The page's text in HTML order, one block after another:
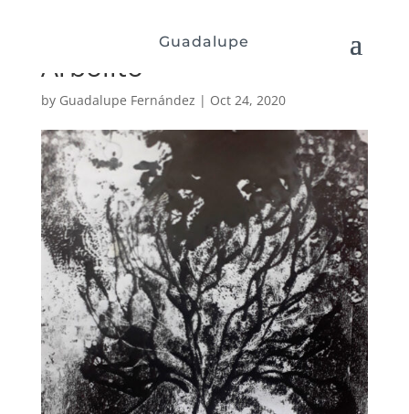
Guadalupe
Arbolito
by Guadalupe Fernández | Oct 24, 2020